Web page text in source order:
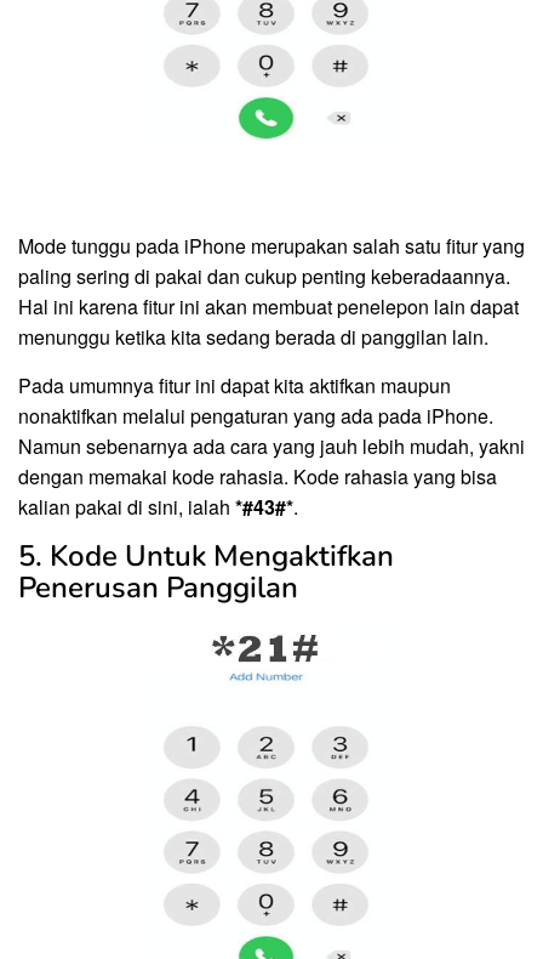
Mode tunggu pada iPhone merupakan salah satu fitur yang
paling sering di pakai dan cukup penting keberadaannya.
Hal ini karena fitur ini akan membuat penelepon lain dapat
menunggu ketika kita sedang berada di panggilan lain.
Pada umumnya fitur ini dapat kita aktifkan maupun
nonaktifkan melalui pengaturan yang ada pada iPhone.
Namun sebenarnya ada cara yang jauh lebih mudah, yakni
dengan memakai kode rahasia. Kode rahasia yang bisa
kalian pakai di sini, ialah *#43#*.
5. Kode Untuk Mengaktifkan
Penerusan Panggilan